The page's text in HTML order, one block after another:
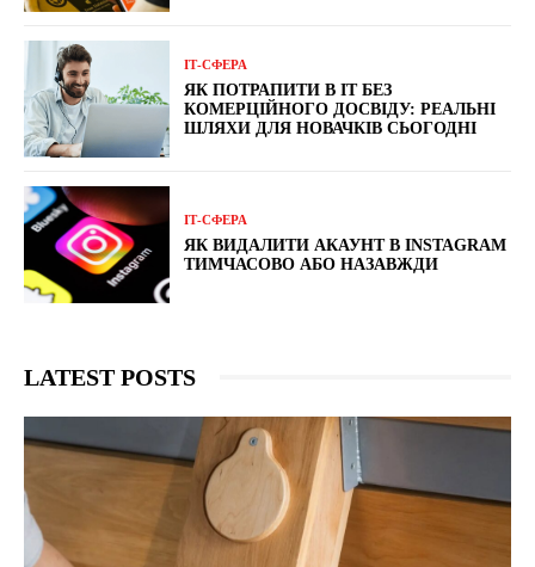
ІТ-СФЕРА
ЯК ПОТРАПИТИ В IT БЕЗ
КОМЕРЦІЙНОГО ДОСВІДУ: РЕАЛЬНІ
ШЛЯХИ ДЛЯ НОВАЧКІВ СЬОГОДНІ
ІТ-СФЕРА
ЯК ВИДАЛИТИ АКАУНТ В INSTAGRAM
ТИМЧАСОВО АБО НАЗАВЖДИ
LATEST POSTS